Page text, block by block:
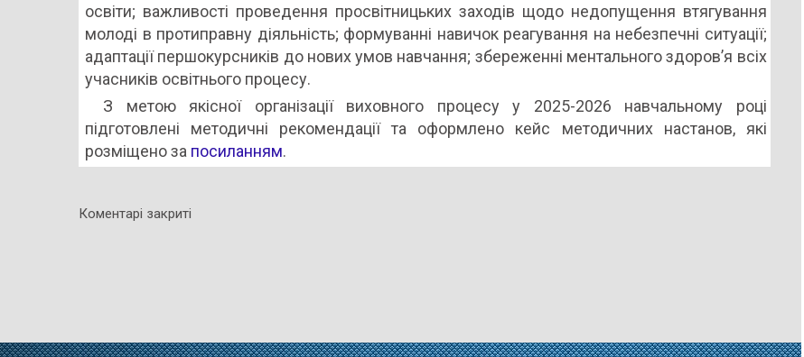
освіти; важливості проведення просвітницьких заходів щодо недопущення втягування
молоді в протиправну діяльність; формуванні навичок реагування на небезпечні ситуації;
адаптації першокурсників до нових умов навчання; збереженні ментального здоров’я всіх
учасників освітнього процесу.
З метою якісної організації виховного процесу у 2025-2026 навчальному році
підготовлені методичні рекомендації та оформлено кейс методичних настанов, які
розміщено за посиланням.
Коментарі закриті